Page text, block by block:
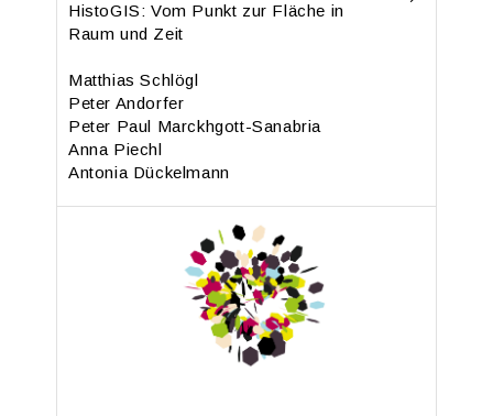
His­to­GIS: Vom Punkt zur Flä­che in
Raum und Zeit
Mat­thi­as Schlögl
Peter An­dor­fer
Peter Paul Marckhgott-San­ab­ria
Anna Piechl
An­to­nia Dü­ckel­mann